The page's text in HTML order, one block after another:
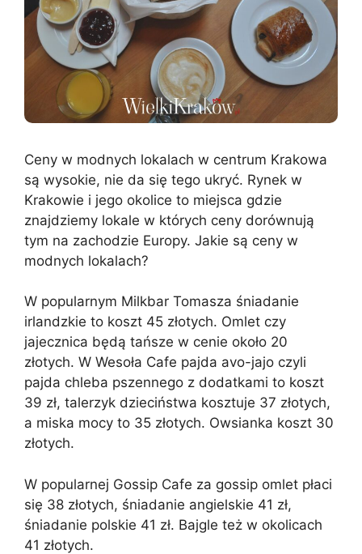
Ceny w modnych lokalach w centrum Krakowa
są wysokie, nie da się tego ukryć. Rynek w
Krakowie i jego okolice to miejsca gdzie
znajdziemy lokale w których ceny dorównują
tym na zachodzie Europy. Jakie są ceny w
modnych lokalach?
W popularnym Milkbar Tomasza śniadanie
irlandzkie to koszt 45 złotych. Omlet czy
jajecznica będą tańsze w cenie około 20
złotych. W Wesoła Cafe pajda avo-jajo czyli
pajda chleba pszennego z dodatkami to koszt
39 zł, talerzyk dzieciństwa kosztuje 37 złotych,
a miska mocy to 35 złotych. Owsianka koszt 30
złotych.
W popularnej Gossip Cafe za gossip omlet płaci
się 38 złotych, śniadanie angielskie 41 zł,
śniadanie polskie 41 zł. Bajgle też w okolicach
41 złotych.